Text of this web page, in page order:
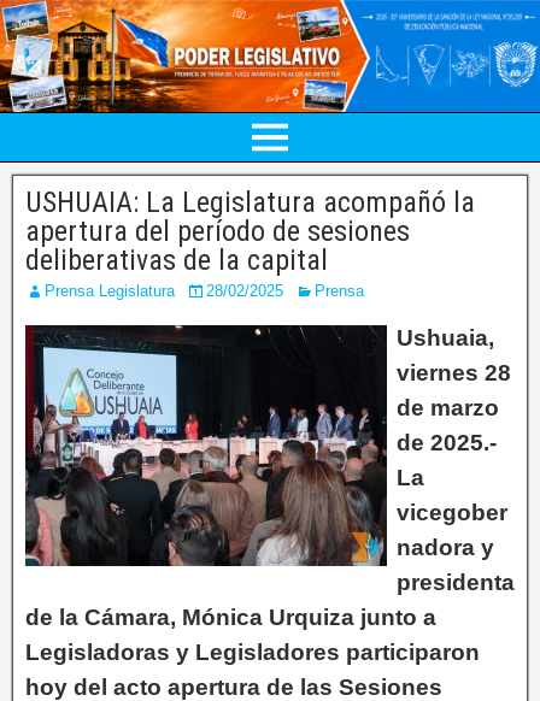
USHUAIA: La Legislatura acompañó la
apertura del período de sesiones
deliberativas de la capital
Prensa Legislatura 28/02/2025 Prensa
Ushuaia,
viernes 28
de marzo
de 2025.-
La
vicegober
nadora y
presidenta
de la Cámara, Mónica Urquiza junto a
Legisladoras y Legisladores participaron
hoy del acto apertura de las Sesiones